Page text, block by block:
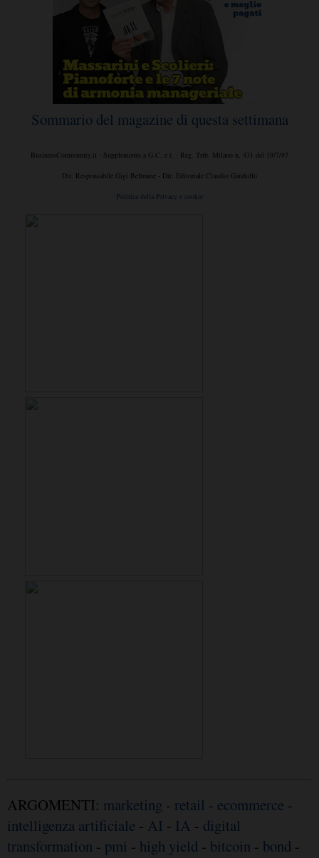
Sommario del magazine di questa settimana
BusinessCommunity.it - Supplemento a G.C. e t. - Reg. Trib. Milano n. 431 del 19/7/97
Dir. Responsabile Gigi Beltrame - Dir. Editoriale Claudio Gandolfo
Politica della Privacy e cookie
ARGOMENTI: marketing - retail - ecommerce -
intelligenza artificiale - AI - IA - digital
transformation - pmi - high yield - bitcoin - bond -